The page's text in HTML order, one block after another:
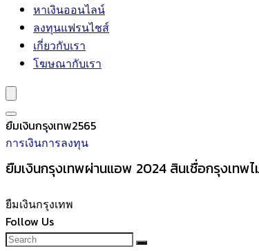
หาเงินออนไลน์
ลงทุนแฟรนไชส์
เกี่ยวกับเรา
โฆษณากับเรา
ยืมเงินกรุงเทพ2565
การเงินการลงทุน
ยืมเงินกรุงเทพผ่านแอพ 2024 สินเชื่อกรุงเทพ
ยืมเงินกรุงเทพ
Follow Us